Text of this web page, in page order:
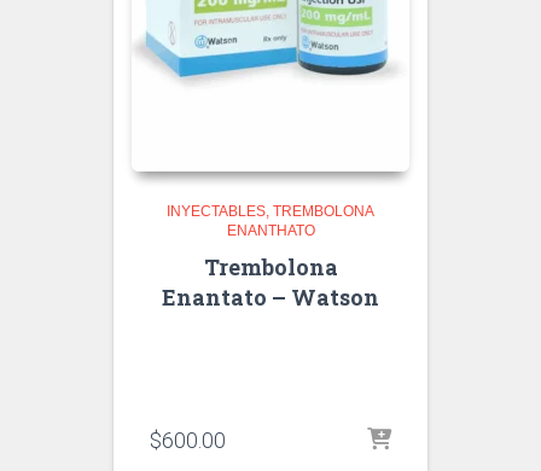
INYECTABLES TREMBOLONA
ENANTHATO
Trembolona
Enantato – Watson
$600.00